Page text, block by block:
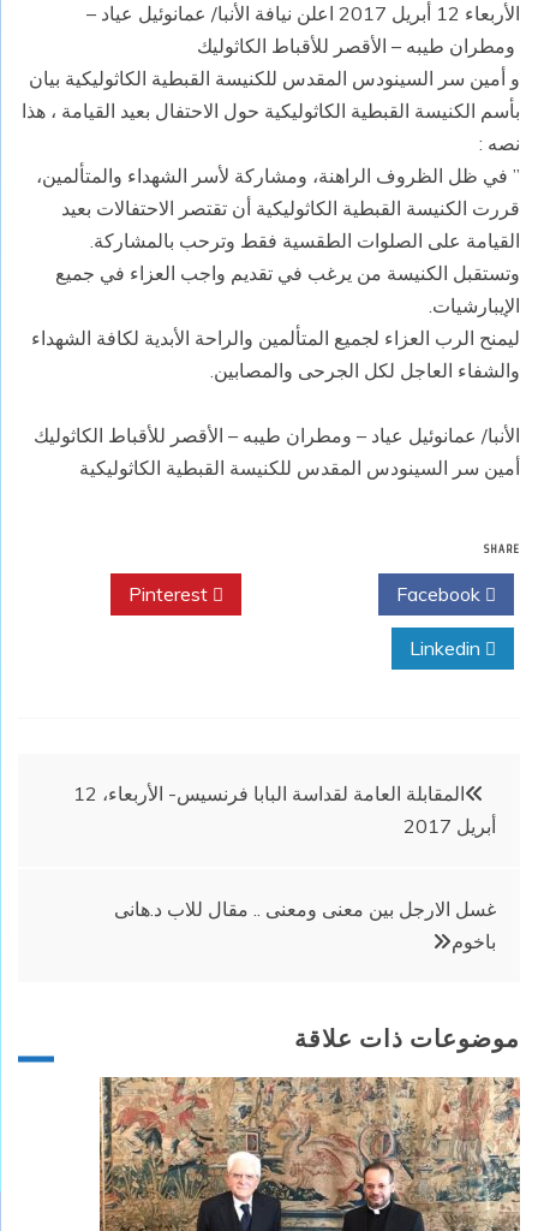
الأربعاء 12 أبريل 2017 اعلن نيافة الأنبا/ عمانوئيل عياد –
ومطران طيبه – الأقصر للأقباط الكاثوليك
و أمين سر السينودس المقدس للكنيسة القبطية الكاثوليكية بيان
بأسم الكنيسة القبطية الكاثوليكية حول الاحتفال بعيد القيامة ، هذا
نصه :
” في ظل الظروف الراهنة، ومشاركة لأسر الشهداء والمتألمين،
قررت الكنيسة القبطية الكاثوليكية أن تقتصر الاحتفالات بعيد
القيامة على الصلوات الطقسية فقط وترحب بالمشاركة.
وتستقبل الكنيسة من يرغب في تقديم واجب العزاء في جميع
الإيبارشيات.
ليمنح الرب العزاء لجميع المتألمين والراحة الأبدية لكافة الشهداء
والشفاء العاجل لكل الجرحى والمصابين.
الأنبا/ عمانوئيل عياد – ومطران طيبه – الأقصر للأقباط الكاثوليك
أمين سر السينودس المقدس للكنيسة القبطية الكاثوليكية
SHARE
تصفّح
المقالات
المقابلة العامة لقداسة البابا فرنسيس- الأربعاء، 12
أبريل 2017‏
غسل الارجل بين معنى ومعنى .. مقال للاب د.هانى
باخوم
موضوعات ذات علاقة